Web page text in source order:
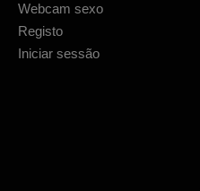
Webcam sexo
Registo
Iniciar sessão